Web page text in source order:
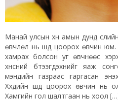
Манай улсын хүн амын дунд
өвчлөл нь шүд цоорох өвчин юм.
хамрах болсон уг өвчнөөс
хүнсний бүтээгдэхүүнийг яаж
мэндийн газраас гаргасан
Хүүхдийн шүд цоорох өвчин нь
Хамгийн гол шалтгаан нь хоол